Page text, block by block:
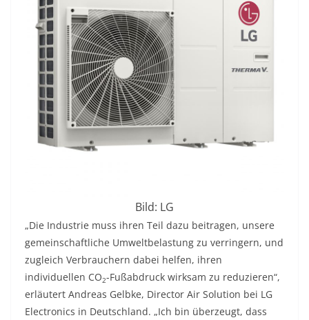
Bild: LG
„Die Industrie muss ihren Teil dazu beitragen, unsere
gemeinschaftliche Umweltbelastung zu verringern, und
zugleich Verbrauchern dabei helfen, ihren
individuellen CO2-Fußabdruck wirksam zu reduzieren“,
erläutert Andreas Gelbke, Director Air Solution bei LG
Electronics in Deutschland. „Ich bin überzeugt, dass